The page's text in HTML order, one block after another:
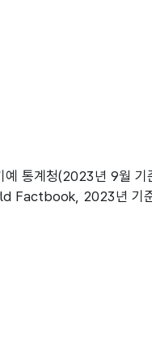
예 통계청(2023년 9월 기
Factbook, 2023년 기